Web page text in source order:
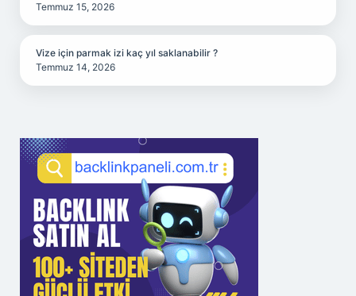
Temmuz 15, 2026
Vize için parmak izi kaç yıl saklanabilir ?
Temmuz 14, 2026